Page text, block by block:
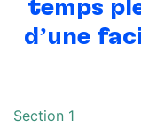
temps
d’une
Section 1